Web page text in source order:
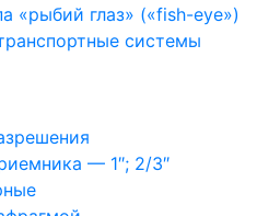
«рыбий глаз» («fish-eye»)
системы
— 1″; 2/3″